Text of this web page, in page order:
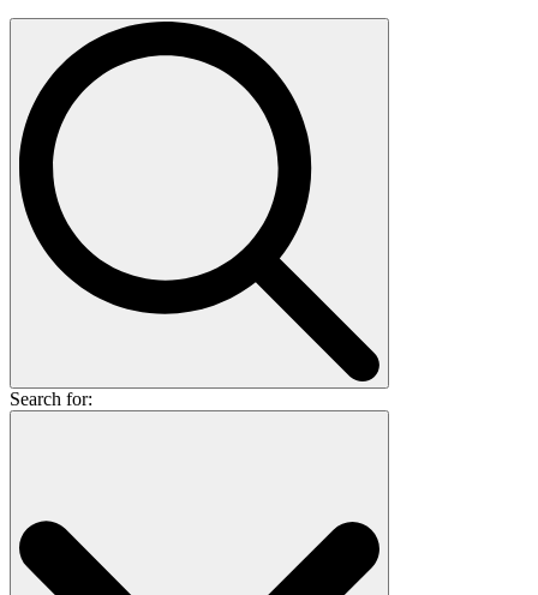
Search for: